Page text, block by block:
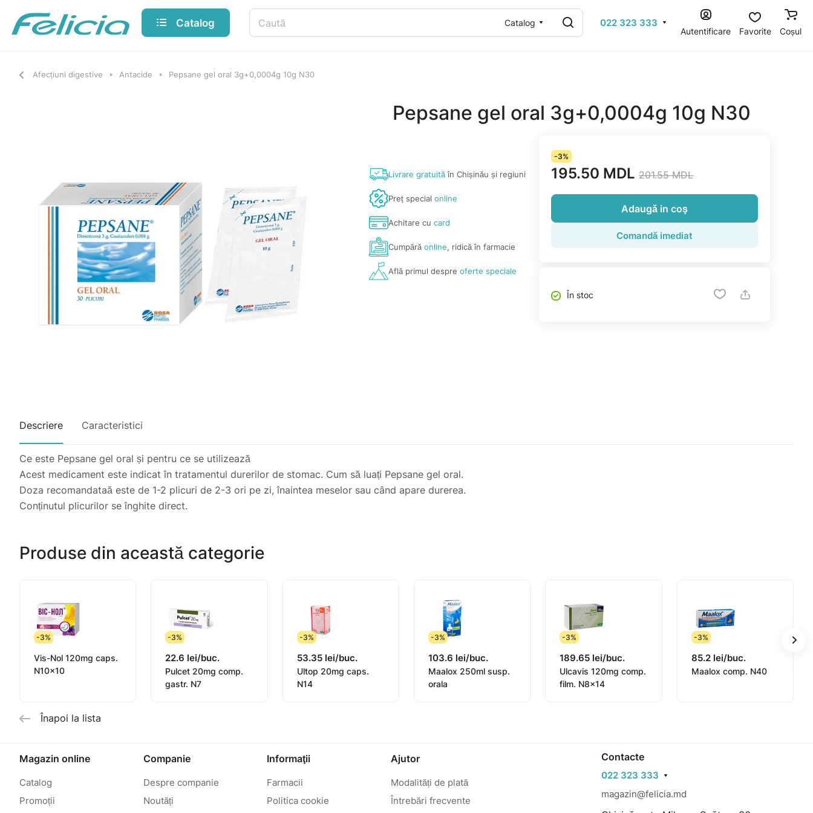
Catalog Catalog 022 323 333
Autentificare Favorite Coșul
Afecțiuni digestive Antacide Pepsane gel oral 3g+0,0004g 10g N30
Pepsane gel oral 3g+0,0004g 10g N30
Livrare gratuităîn Chișinău și regiuni
Preț specialonline
Achitare cucard
Cumpărăonline, ridică în farmacie
Află primul despreoferte speciale
-3%
195.50 MDL 201.55 MDL
Adaugă in coş
Comandă imediat
În stoc
Descriere Caracteristici
Ce este Pepsane gel oral și pentru ce se utilizează
Acest medicament este indicat în tratamentul durerilor de stomac. Cum să luați Pepsane gel oral.
Doza recomandataă este de 1-2 plicuri de 2-3 ori pe zi, înaintea meselor sau când apare durerea.
Conținutul plicurilor se înghite direct.
Produse din această categorie
-3%
Vis-Nol 120mg caps.
N10x10
-3%
22.6 lei/buc.
Pulcet 20mg comp.
gastr. N7
-3%
53.35 lei/buc.
Ultop 20mg caps.
N14
-3%
103.6 lei/buc.
Maalox 250ml susp.
orala
-3%
189.65 lei/buc.
Ulcavis 120mg comp.
film. N8x14
-3%
85.2 lei/buc.
Maalox comp. N40
Înapoi la lista
Magazin online
Catalog
Promoții
Companie
Despre companie
Noutăți
Informaţii
Farmacii
Politica cookie
Ajutor
Modalități de plată
Întrebări frecvente
Contacte
022 323 333
magazin@felicia.md